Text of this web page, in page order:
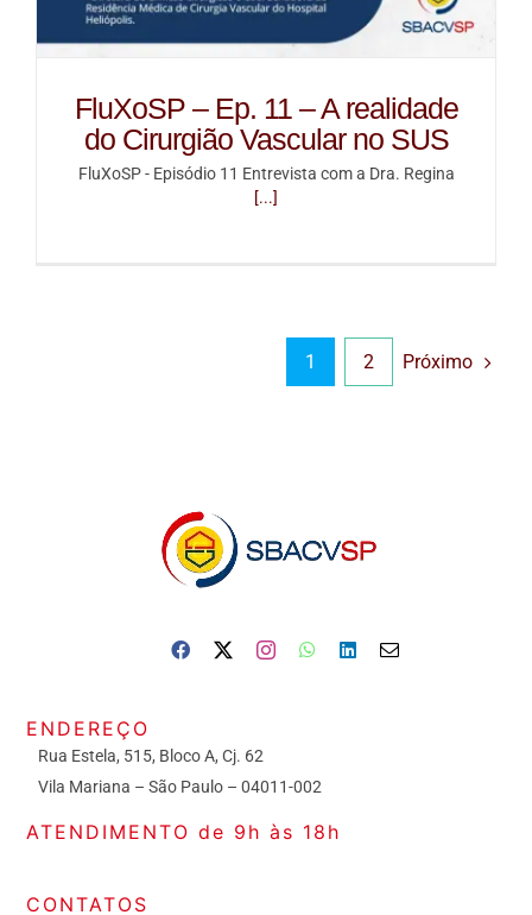
FluXoSP – Ep. 11 – A realidade
do Cirurgião Vascular no SUS
FluXoSP - Episódio 11 Entrevista com a Dra. Regina
[...]
1 2 Próximo
ENDEREÇO
Rua Estela, 515, Bloco A, Cj. 62
Vila Mariana – São Paulo – 04011-002
ATENDIMENTO de 9h às 18h
CONTATOS